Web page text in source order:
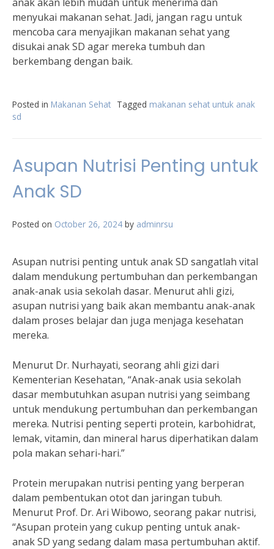
menyukai makanan sehat. Jadi, jangan ragu untuk
mencoba cara menyajikan makanan sehat yang
disukai anak SD agar mereka tumbuh dan
berkembang dengan baik.
Posted in Makanan Sehat Tagged makanan sehat untuk anak
sd
Asupan Nutrisi Penting untuk
Anak SD
Posted on October 26, 2024 by adminrsu
Asupan nutrisi penting untuk anak SD sangatlah vital
dalam mendukung pertumbuhan dan perkembangan
anak-anak usia sekolah dasar. Menurut ahli gizi,
asupan nutrisi yang baik akan membantu anak-anak
dalam proses belajar dan juga menjaga kesehatan
mereka.
Menurut Dr. Nurhayati, seorang ahli gizi dari
Kementerian Kesehatan, “Anak-anak usia sekolah
dasar membutuhkan asupan nutrisi yang seimbang
untuk mendukung pertumbuhan dan perkembangan
mereka. Nutrisi penting seperti protein, karbohidrat,
lemak, vitamin, dan mineral harus diperhatikan dalam
pola makan sehari-hari.”
Protein merupakan nutrisi penting yang berperan
dalam pembentukan otot dan jaringan tubuh.
Menurut Prof. Dr. Ari Wibowo, seorang pakar nutrisi,
“Asupan protein yang cukup penting untuk anak-
anak SD yang sedang dalam masa pertumbuhan aktif.